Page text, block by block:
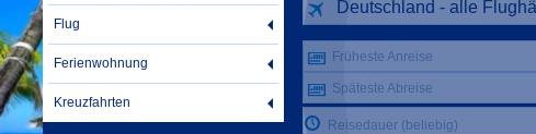
Flug
Ferienwohnung
Kreuzfahrten
Deutschland - alle
Früheste Anreise
Späteste Abreise
Reisedauer (beliebig)